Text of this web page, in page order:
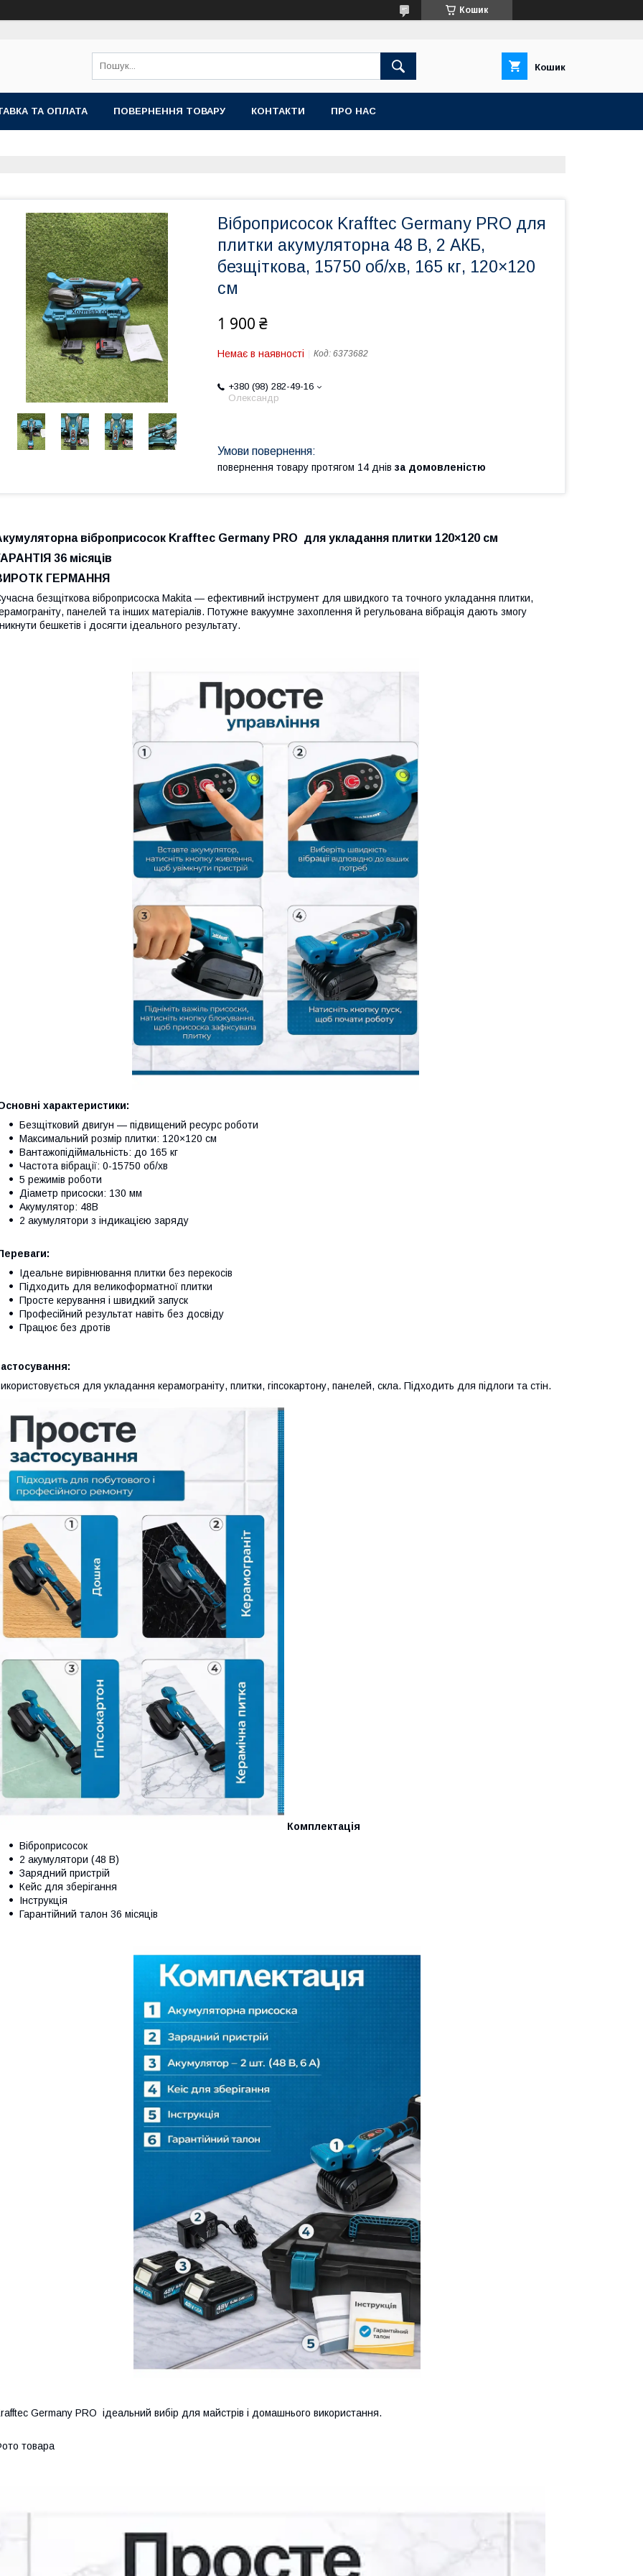
Кошик
Кошик
ТА ОПЛАТА ПОВЕРНЕННЯ ТОВАРУ КОНТАКТИ ПРО НАС
Віброприсосок Krafftec Germany PRO для
плитки акумуляторна 48 В, 2 АКБ,
безщіткова, 15750 об/хв, 165 кг, 120×120
см
1 900 ₴
Немає в наявності Код: 6373682
+380 (98) 282-49-16
Олександр
повернення товару протягом 14 днів за домовленістю
віброприсосок Krafftec Germany PRO для укладання плитки 120×120 см
36 місяців
ГЕРМАННЯ
безщіткова віброприсоска Makita — ефективний інструмент для швидкого та точного укладання плитки,
панелей та інших матеріалів. Потужне вакуумне захоплення й регульована вібрація дають змогу
бешкетів і досягти ідеального результату.
характеристики:
Безщітковий двигун — підвищений ресурс роботи
Максимальний розмір плитки: 120×120 см
Вантажопідіймальність: до 165 кг
Частота вібрації: 0-15750 об/хв
5 режимів роботи
Діаметр присоски: 130 мм
Акумулятор: 48В
2 акумулятори з індикацією заряду
Ідеальне вирівнювання плитки без перекосів
Підходить для великоформатної плитки
Просте керування і швидкий запуск
Професійний результат навіть без досвіду
Працює без дротів
для укладання керамограніту, плитки, гіпсокартону, панелей, скла. Підходить для підлоги та стін.
Комплектація
Віброприсосок
2 акумулятори (48 В)
Зарядний пристрій
Кейс для зберігання
Інструкція
Гарантійний талон 36 місяців
Germany PRO ідеальний вибір для майстрів і домашнього використання.
товара